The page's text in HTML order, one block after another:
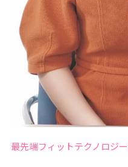
最先端フィットテクノロジ